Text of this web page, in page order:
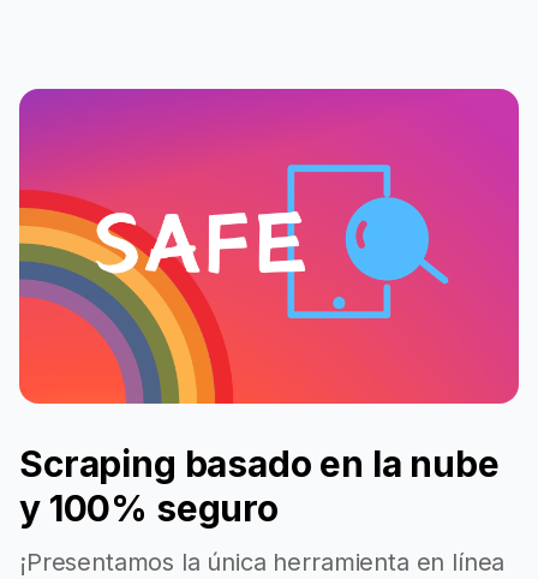
Scraping basado en la nube
y 100% seguro
¡Presentamos la única herramienta en línea